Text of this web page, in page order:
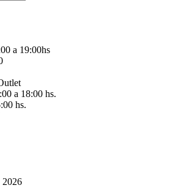
a 19:00hs
a 18:00 hs.
hs.